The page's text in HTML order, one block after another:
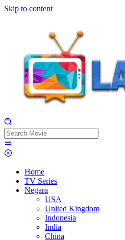
Skip to content
Home
TV Series
Negara
USA
United Kingdom
Indonesia
India
China